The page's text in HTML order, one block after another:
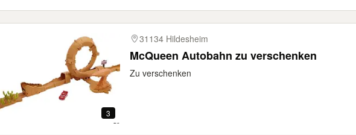
3
31134 Hildesheim
McQueen Autobahn zu verschenken
Zu verschenken